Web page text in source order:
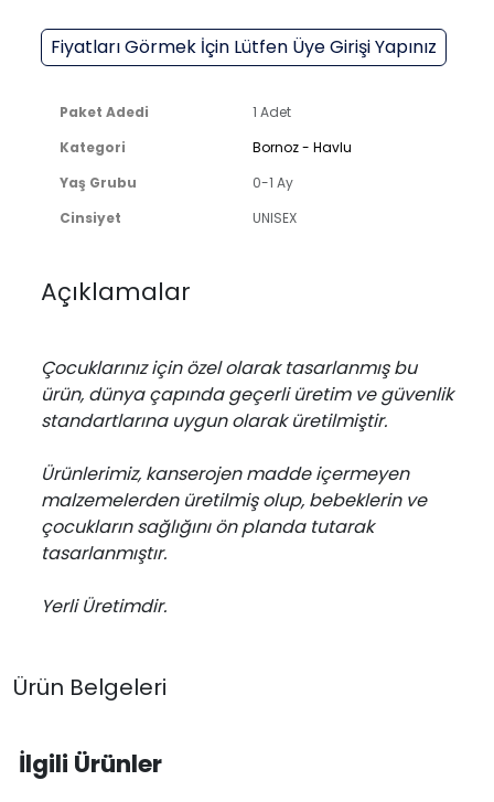
Fiyatları Görmek İçin Lütfen Üye Girişi Yapınız
Paket Adedi
1 Adet
Kategori
Bornoz - Havlu
Yaş Grubu
0-1 Ay
Cinsiyet
UNISEX
Açıklamalar
Çocuklarınız için özel olarak tasarlanmış bu
ürün, dünya çapında geçerli üretim ve güvenlik
standartlarına uygun olarak üretilmiştir.
Ürünlerimiz, kanserojen madde içermeyen
malzemelerden üretilmiş olup, bebeklerin ve
çocukların sağlığını ön planda tutarak
tasarlanmıştır.
Yerli Üretimdir.
Ürün Belgeleri
İlgili Ürünler